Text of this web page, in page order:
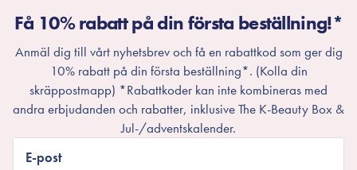
Få 10% rabatt på din första beställning!*
Anmäl dig till vårt nyhetsbrev och få en rabattkod som ger dig
10% rabatt på din första beställning*. (Kolla din
skräppostmapp) *Rabattkoder kan inte kombineras med
andra erbjudanden och rabatter, inklusive The K-Beauty Box &
Jul-/adventskalender.
E-post